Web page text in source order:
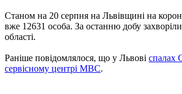
Станом на 20 серпня на Львівщині на
вже 12631 особа. За останню добу
області.
Раніше повідомлялося, що у Львові спалах
сервісному центрі МВС.